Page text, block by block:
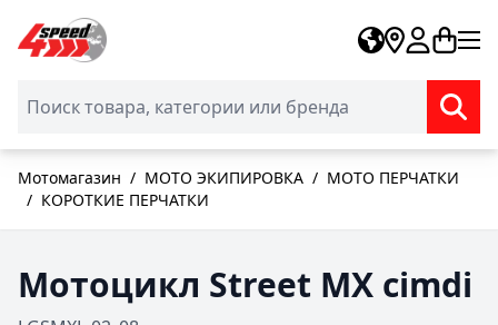
Skip to Content
Мотомагазин / МОТО ЭКИПИРОВКА / МОТО ПЕРЧАТКИ
/ КОРОТКИЕ ПЕРЧАТКИ
Мотоцикл Street MX cimdi